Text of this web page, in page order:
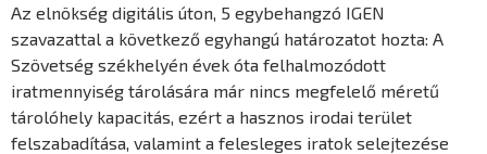
Az elnökség digitális úton, 5 egybehangzó IGEN
szavazattal a következő egyhangú határozatot hozta: A
Szövetség székhelyén évek óta felhalmozódott
iratmennyiség tárolására már nincs megfelelő méretű
tárolóhely kapacitás, ezért a hasznos irodai terület
felszabadítása, valamint a felesleges iratok selejtezése